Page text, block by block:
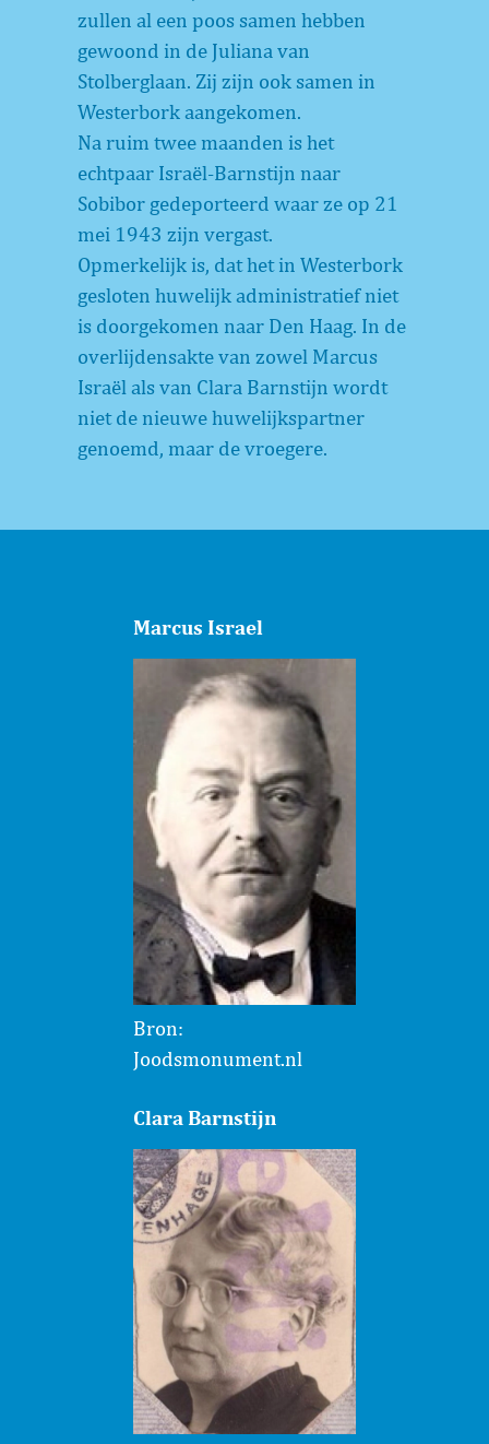
zullen al een poos samen hebben
gewoond in de Juliana van
Stolberglaan. Zij zijn ook samen in
Westerbork aangekomen.
Na ruim twee maanden is het
echtpaar Israël-Barnstijn naar
Sobibor gedeporteerd waar ze op 21
mei 1943 zijn vergast.
Opmerkelijk is, dat het in Westerbork
gesloten huwelijk administratief niet
is doorgekomen naar Den Haag. In de
overlijdensakte van zowel Marcus
Israël als van Clara Barnstijn wordt
niet de nieuwe huwelijkspartner
genoemd, maar de vroegere.
Marcus Israel
Bron:
Joodsmonument.nl
Clara Barnstijn